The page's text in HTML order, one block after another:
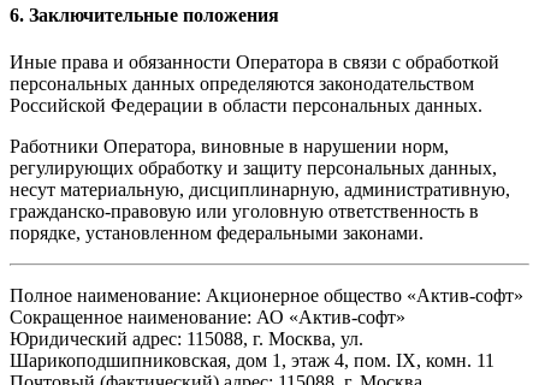
6. Заключительные положения
Иные права и обязанности Оператора в связи с обработкой
персональных данных определяются законодательством
Российской Федерации в области персональных данных.
Работники Оператора, виновные в нарушении норм,
регулирующих обработку и защиту персональных данных,
несут материальную, дисциплинарную, административную,
гражданско-правовую или уголовную ответственность в
порядке, установленном федеральными законами.
Полное наименование: Акционерное общество «Актив-софт»
Сокращенное наименование: АО «Актив-софт»
Юридический адрес: 115088, г. Москва, ул.
Шарикоподшипниковская, дом 1, этаж 4, пом. IX, комн. 11